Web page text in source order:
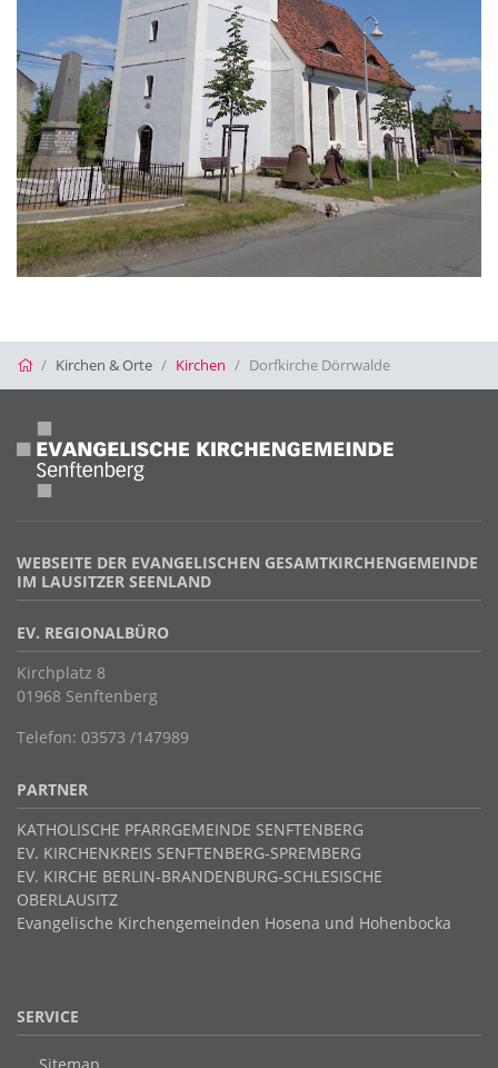
Startseite
Kirchen & Orte Kirchen Dorfkirche Dörrwalde
WEBSEITE DER EVANGELISCHEN GESAMTKIRCHENGEMEINDE
IM LAUSITZER SEENLAND
EV. REGIONALBÜRO
Kirchplatz 8
01968 Senftenberg
Telefon: 03573 /147989
PARTNER
KATHOLISCHE PFARRGEMEINDE SENFTENBERG
EV. KIRCHENKREIS SENFTENBERG-SPREMBERG
EV. KIRCHE BERLIN-BRANDENBURG-SCHLESISCHE
OBERLAUSITZ
Evangelische Kirchengemeinden Hosena und Hohenbocka
SERVICE